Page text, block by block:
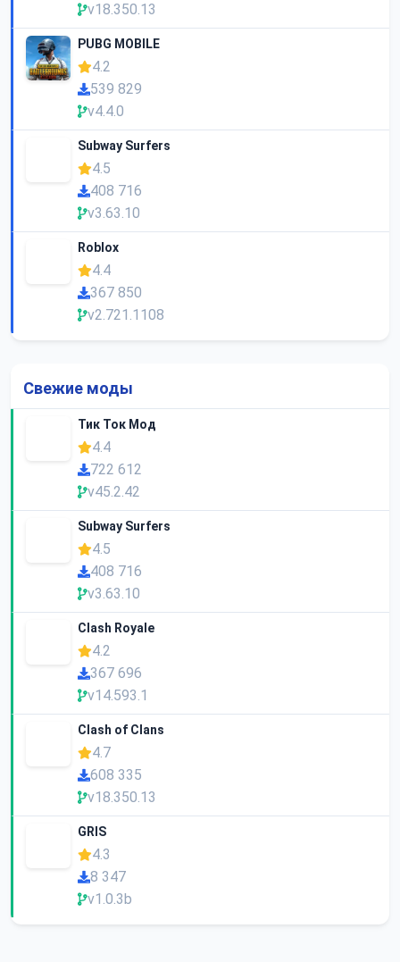
v18.350.13
PUBG MOBILE
4.2
539 829
v4.4.0
Subway Surfers
4.5
408 716
v3.63.10
Roblox
4.4
367 850
v2.721.1108
Свежие моды
Тик Ток Мод
4.4
722 612
v45.2.42
Subway Surfers
4.5
408 716
v3.63.10
Clash Royale
4.2
367 696
v14.593.1
Clash of Clans
4.7
608 335
v18.350.13
GRIS
4.3
8 347
v1.0.3b